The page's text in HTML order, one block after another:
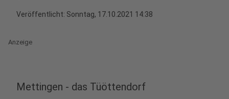
Veröffentlicht: Sonntag, 17.10.2021 14:38
Anzeige
Mettingen - das Tüöttendorf